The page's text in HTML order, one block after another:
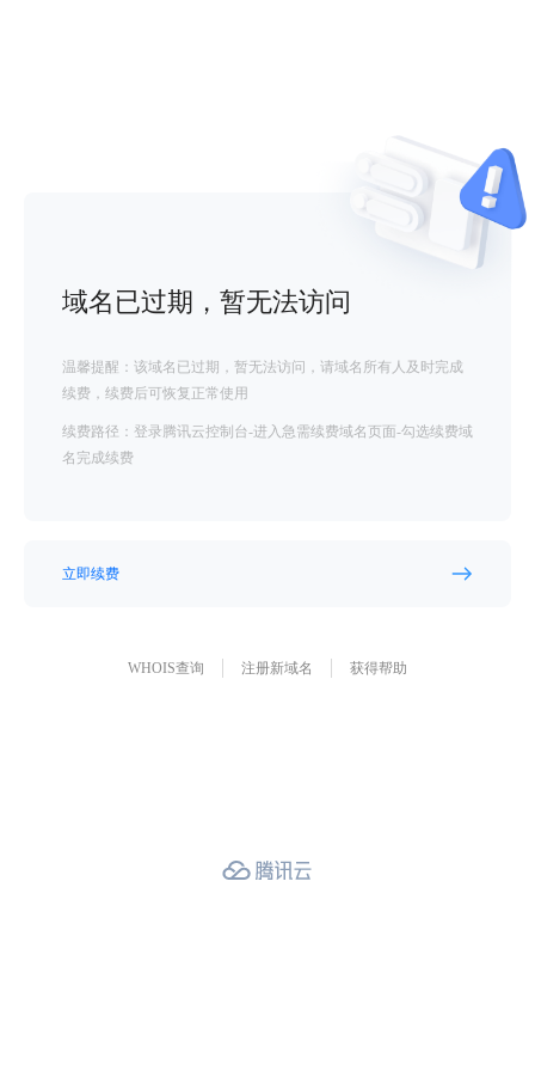
域名已过期，暂无法访问
温馨提醒：该域名已过期，暂无法访问，请域名所有人及时完成
续费，续费后可恢复正常使用
续费路径：登录腾讯云控制台-进入急需续费域名页面-勾选续费域
名完成续费
立即续费
WHOIS查询 注册新域名 获得帮助